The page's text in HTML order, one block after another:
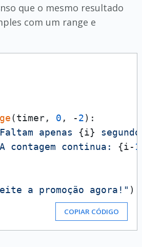
que o mesmo resultado
com um range e
(timer, 0 , -2):
apenas {i}
contagem continua: {i- 1
a promoção agora!"
COPIAR CÓDIGO